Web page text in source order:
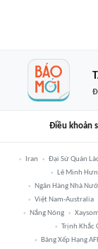
Điều khoản
Iran Đại Sứ Quán
Lê Minh
Ngân Hàng Nhà
Việt Nam-Australia
Nắng Nóng
Trịnh Khắc
Bảng Xếp Hạng